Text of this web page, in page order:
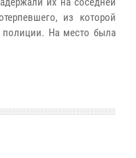
из которой
На место была